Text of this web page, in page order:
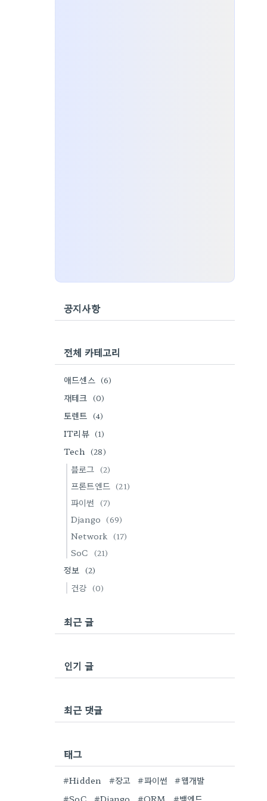
공지사항
전체 카테고리
애드센스 (6)
재테크 (0)
토렌트 (4)
IT리뷰 (1)
Tech (28)
블로그 (2)
프론트엔드 (21)
파이썬 (7)
Django (69)
Network (17)
SoC (21)
정보 (2)
건강 (0)
최근 글
인기 글
최근 댓글
태그
#Hidden #장고 #파이썬
#웹개발
#SoC
#Django #ORM #백엔드